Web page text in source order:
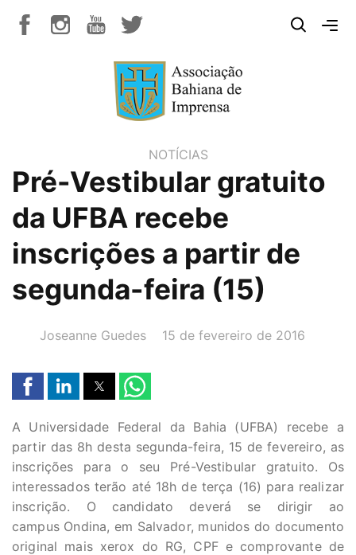
NOTÍCIAS
Pré-Vestibular gratuito
da UFBA recebe
inscrições a partir de
segunda-feira (15)
AUTOR(A):
Joseanne Guedes DATA:
15 de fevereiro de 2016
A Universidade Federal da Bahia (UFBA) recebe a
partir das 8h desta segunda-feira, 15 de fevereiro, as
inscrições para o seu Pré-Vestibular gratuito. Os
interessados terão até 18h de terça (16) para realizar
inscrição. O candidato deverá se dirigir ao
campus Ondina, em Salvador, munidos do documento
original mais xerox do RG, CPF e comprovante de